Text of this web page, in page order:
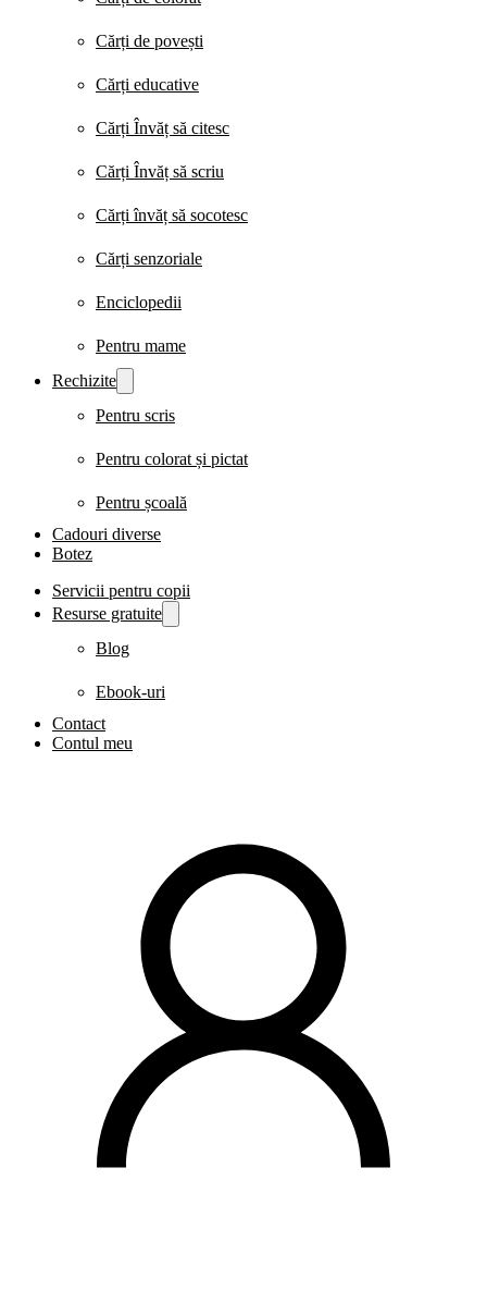
Cărți de povești
Cărți educative
Cărți Învăț să citesc
Cărți Învăț să scriu
Cărți învăț să socotesc
Cărți senzoriale
Enciclopedii
Pentru mame
Rechizite
Pentru scris
Pentru colorat și pictat
Pentru școală
Cadouri diverse
Botez
Servicii pentru copii
Resurse gratuite
Blog
Ebook-uri
Contact
Contul meu